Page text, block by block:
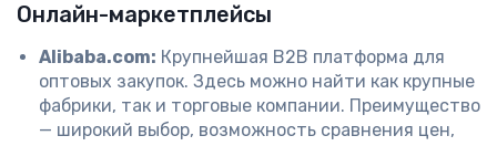
Онлайн-маркетплейсы
Alibaba.com: Крупнейшая B2B платформа для
оптовых закупок. Здесь можно найти как крупные
фабрики, так и торговые компании. Преимущество
— широкий выбор, возможность сравнения цен,